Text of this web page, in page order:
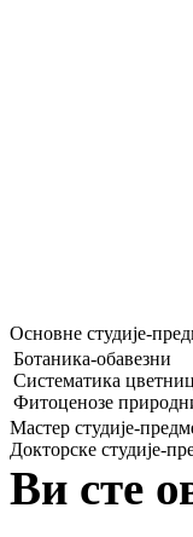
Основне студије-
Ботаника-обавезни
Систематика
Фитоценозе
Мастер студије-
Докторске студије-
Ви сте